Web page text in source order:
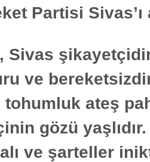
Partisi Sivas’ı
Sivas
ve
ateş
gözü yaşlıdır.
ve şarteller